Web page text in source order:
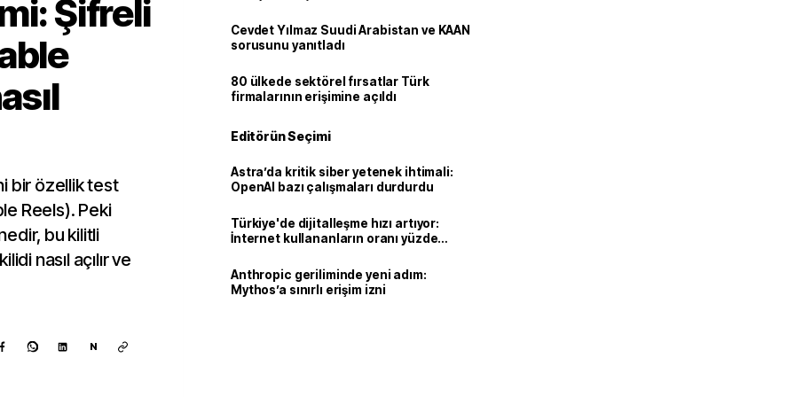
Şifreli
bir özellik test
Reels). Peki
bu kilitli
nasıl açılır ve
N
Cevdet Yılmaz Suudi Arabistan ve KAAN
sorusunu yanıtladı
80 ülkede sektörel fırsatlar Türk
firmalarının erişimine açıldı
Editörün Seçimi
Astra’da kritik siber yetenek ihtimali:
OpenAI bazı çalışmaları durdurdu
Türkiye'de dijitalleşme hızı artıyor:
İnternet kullananların oranı yüzde
Anthropic geriliminde yeni adım:
Mythos’a sınırlı erişim izni